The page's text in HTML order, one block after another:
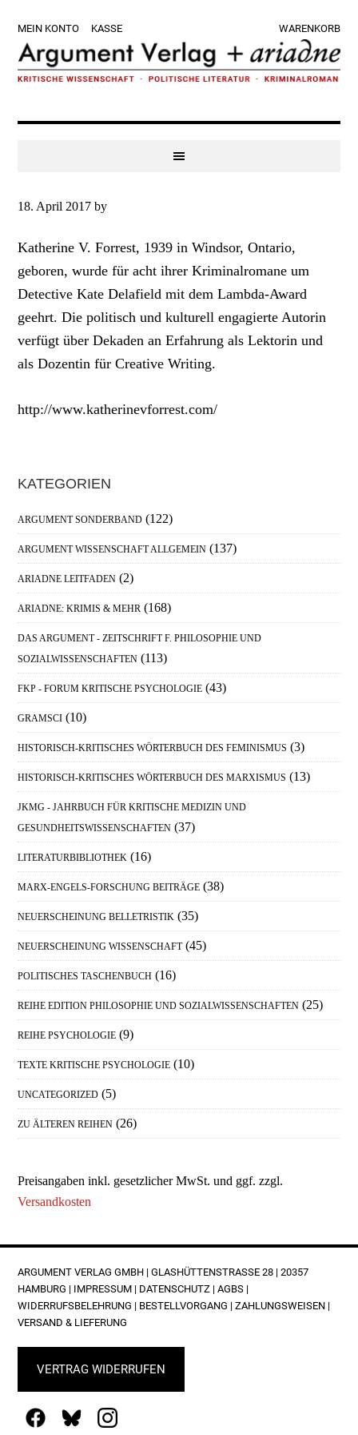
Hauptnavigation
springen
main
content
Hauptsidebar
springen
Fußzeile
springen
MEIN KONTO KASSE WARENKORB
18. April 2017 by
Katherine V. Forrest, 1939 in Windsor, Ontario,
geboren, wurde für acht ihrer Kriminalromane um
Detective Kate Delafield mit dem Lambda-Award
geehrt. Die politisch und kulturell engagierte Autorin
verfügt über Dekaden an Erfahrung als Lektorin und
als Dozentin für Creative Writing.
http://www.katherinevforrest.com/
Haupt-
Sidebar
KATEGORIEN
ARGUMENT SONDERBAND (122)
ARGUMENT WISSENSCHAFT ALLGEMEIN (137)
ARIADNE LEITFADEN (2)
ARIADNE: KRIMIS & MEHR (168)
DAS ARGUMENT - ZEITSCHRIFT F. PHILOSOPHIE UND
SOZIALWISSENSCHAFTEN (113)
FKP - FORUM KRITISCHE PSYCHOLOGIE (43)
GRAMSCI (10)
HISTORISCH-KRITISCHES WÖRTERBUCH DES FEMINISMUS (3)
HISTORISCH-KRITISCHES WÖRTERBUCH DES MARXISMUS (13)
JKMG - JAHRBUCH FÜR KRITISCHE MEDIZIN UND
GESUNDHEITSWISSENSCHAFTEN (37)
LITERATURBIBLIOTHEK (16)
MARX-ENGELS-FORSCHUNG BEITRÄGE (38)
NEUERSCHEINUNG BELLETRISTIK (35)
NEUERSCHEINUNG WISSENSCHAFT (45)
POLITISCHES TASCHENBUCH (16)
REIHE EDITION PHILOSOPHIE UND SOZIALWISSENSCHAFTEN (25)
REIHE PSYCHOLOGIE (9)
TEXTE KRITISCHE PSYCHOLOGIE (10)
UNCATEGORIZED (5)
ZU ÄLTEREN REIHEN (26)
Preisangaben inkl. gesetzlicher MwSt. und ggf. zzgl.
Versandkosten
FOOTER
ARGUMENT VERLAG GMBH | GLASHÜTTENSTRASSE 28 | 20357 H
AMBURG | IMPRESSUM | DATENSCHUTZ |AGBS |
WIDERRUFSBELEHRUNG | BESTELLVORGANG |ZAHLUNGSWEISEN |
VERSAND & LIEFERUNG
VERTRAG WIDERRUFEN